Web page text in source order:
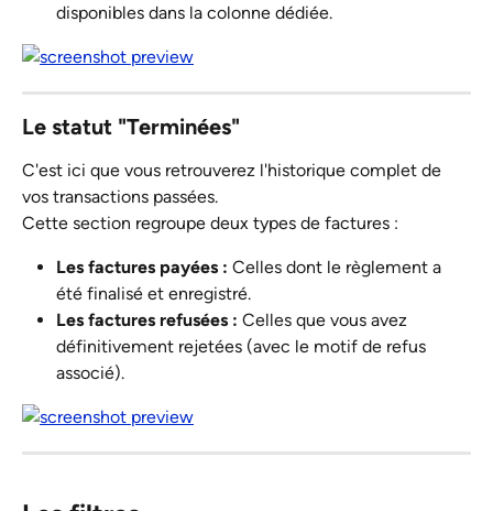
disponibles dans la colonne dédiée.
Le statut "Terminées"
C'est ici que vous retrouverez l'historique complet de
vos transactions passées.
Cette section regroupe deux types de factures :
Les factures payées : Celles dont le règlement a
été finalisé et enregistré.
Les factures refusées : Celles que vous avez
définitivement rejetées (avec le motif de refus
associé).